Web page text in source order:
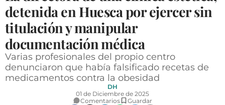
ECONOMÍA
TECNOLOGÍA
TURISMO
AGROALIMENTACIÓN
DEPORTES
detenida en Huesca por ejercer sin
titulación y manipular
documentación médica
Varias profesionales del propio centro
denunciaron que había falsificado recetas de
medicamentos contra la obesidad
DH
01 de Diciembre de 2025
Comentarios
Guardar